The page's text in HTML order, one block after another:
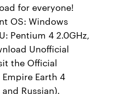
for everyone!
OS: Windows
Pentium 4 2.0GHz,
Unofficial
the Official
Earth 4
Russian).